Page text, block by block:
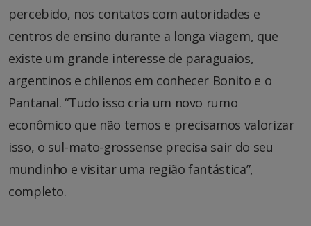
percebido, nos contatos com autoridades e
centros de ensino durante a longa viagem, que
existe um grande interesse de paraguaios,
argentinos e chilenos em conhecer Bonito e o
Pantanal. “Tudo isso cria um novo rumo
econômico que não temos e precisamos valorizar
isso, o sul-mato-grossense precisa sair do seu
mundinho e visitar uma região fantástica”,
completo.